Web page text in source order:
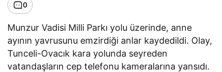
0
Munzur Vadisi Milli Parkı yolu üzerinde, anne
ayının yavrusunu emzirdiği anlar kaydedildi. Olay,
Tunceli-Ovacık kara yolunda seyreden
vatandaşların cep telefonu kameralarına yansıdı.